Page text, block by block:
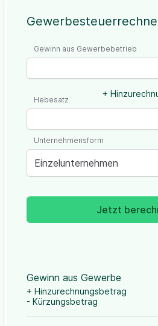
Gewinn aus Gewerbebetrieb
+
Hebesatz
Einzelunternehmen
Unternehmensform
Jetzt
Gewinn aus Gewerbe
+ Hinzurechnungsbetrag
- Kürzungsbetrag